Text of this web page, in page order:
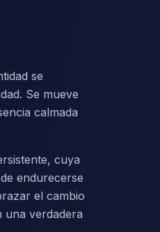
se
Se mueve
calmada
cuya
endurecerse
el cambio
una verdadera